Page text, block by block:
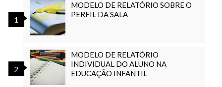
MODELO DE RELATÓRIO SOBRE O
PERFIL DA SALA
MODELO DE RELATÓRIO
INDIVIDUAL DO ALUNO NA
EDUCAÇÃO INFANTIL